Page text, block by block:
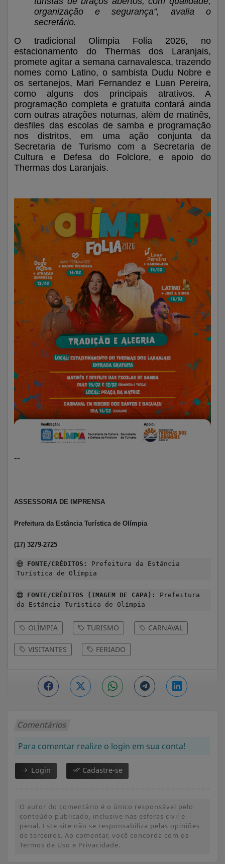
organização e segurança”, avalia o
secretário.
O tradicional Olímpia Folia 2026, no
estacionamento do Thermas dos Laranjais,
promete agitar a semana carnavalesca, trazendo
nomes como Latino, o sambista Dudu Nobre e
os sertanejos, Mari Fernandez e Luan Pereira,
como alguns dos principais atrativos. A
programação completa e gratuita contará ainda
com outras atrações noturnas, além de matinês,
desfiles das escolas de samba e programação
nos distritos, em uma ação conjunta da
Secretaria de Turismo com a Secretaria de
Cultura e Defesa do Folclore, e apoio do
Thermas dos Laranjais.
--
ASSESSORIA DE IMPRENSA
Prefeitura da Estância Turística de Olímpia
(17) 3279-2725
FONTE/CRÉDITOS:
Prefeitura da Estância
Turística de Olímpia
FONTE/CRÉDITOS (IMAGEM DE CAPA):
Prefeitura
da Estância Turística de Olímpia
OLÍMPIA TURISMO CARNAVAL
VISITANTES FERIADO
Comentários
Para comentar realize o login em sua conta!
Login Cadastre-se
O autor do comentário é o único responsável pelo
conteúdo publicado, inclusive nas esferas civil e
penal. Este site não se responsabiliza pelas opiniões
de terceiros. Ao comentar, você concorda com os
Termos de Uso e Privacidade.